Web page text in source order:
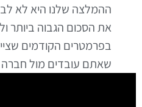
ההמלצה שלנו היא לא
את הסכום הגבוה ביותר
בפרמטרים הקודמים
שאתם עובדים מול חברה